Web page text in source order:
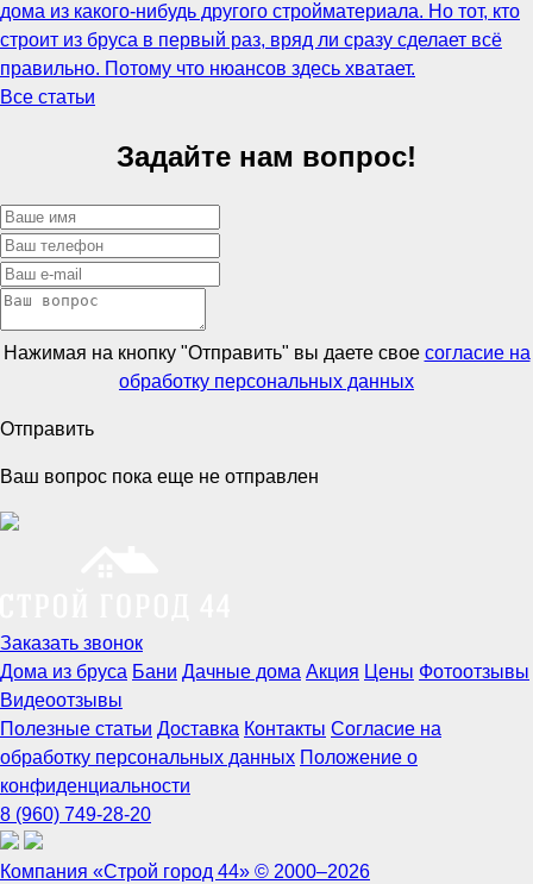
дома из какого-нибудь другого стройматериала. Но тот, кто
строит из бруса в первый раз, вряд ли сразу сделает всё
правильно. Потому что нюансов здесь хватает.
Все статьи
Задайте нам вопрос!
Нажимая на кнопку "Отправить" вы даете свое согласие на
обработку персональных данных
Отправить
Ваш вопрос пока еще не отправлен
Заказать звонок
Дома из бруса Бани Дачные дома Акция Цены Фотоотзывы
Видеоотзывы
Полезные статьи Доставка Контакты Согласие на
обработку персональных данных Положение о
конфиденциальности
8 (960) 749-28-20
Компания «Строй город 44» © 2000–2026